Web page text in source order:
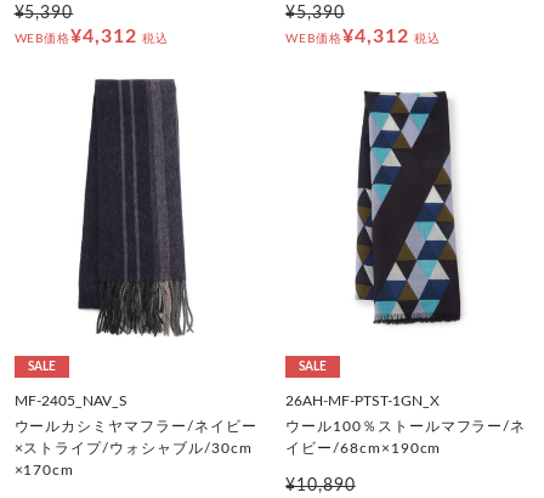
¥5,390
WEB価格¥4,312 税込
¥5,390
WEB価格¥4,312 税込
SALE
MF-2405_NAV_S
ウールカシミヤマフラー/ネイビー
×ストライプ/ウォシャブル/30cm
×170cm
SALE
26AH-MF-PTST-1GN_X
ウール100％ストールマフラー/ネ
イビー/68cm×190cm
¥10,890